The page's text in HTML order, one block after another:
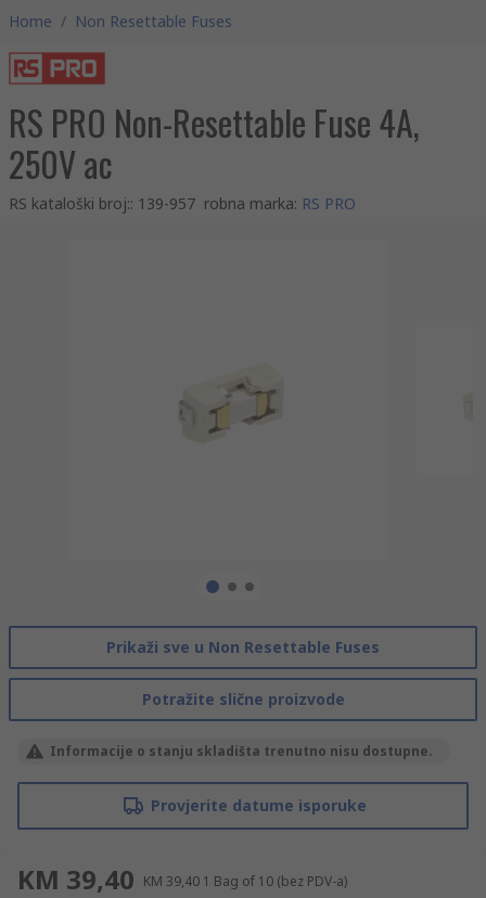
Home / Non Resettable Fuses
RS PRO Non-Resettable Fuse 4A,
250V ac
RS kataloški broj:: 139-957 robna marka: RS PRO
Prikaži sve u Non Resettable Fuses
Potražite slične proizvode
Informacije o stanju skladišta trenutno nisu dostupne.
Provjerite datume isporuke
KM 39,40 KM 39,40 1 Bag of 10 (bez PDV-a)